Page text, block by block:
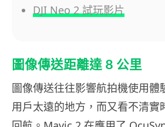
DJI Neo 2 試玩影片
圖像傳送距離達 8 公里
圖像傳送往往影響航拍機使用體
用戶太遠的地方，而又看不清實